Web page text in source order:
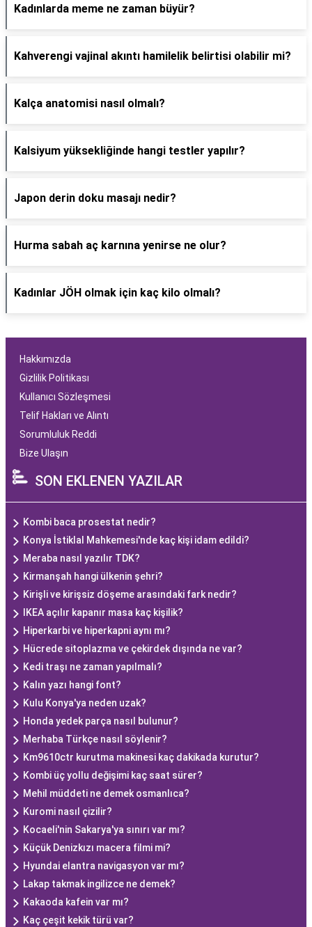
Kadınlarda meme ne zaman büyür?
Kahverengi vajinal akıntı hamilelik belirtisi olabilir mi?
Kalça anatomisi nasıl olmalı?
Kalsiyum yüksekliğinde hangi testler yapılır?
Japon derin doku masajı nedir?
Hurma sabah aç karnına yenirse ne olur?
Kadınlar JÖH olmak için kaç kilo olmalı?
Hakkımızda
Gizlilik Politikası
Kullanıcı Sözleşmesi
Telif Hakları ve Alıntı
Sorumluluk Reddi
Bize Ulaşın
SON EKLENEN YAZILAR
Kombi baca prosestat nedir?
Konya İstiklal Mahkemesi'nde kaç kişi idam edildi?
Meraba nasıl yazılır TDK?
Kirmanşah hangi ülkenin şehri?
Kirişli ve kirişsiz döşeme arasındaki fark nedir?
IKEA açılır kapanır masa kaç kişilik?
Hiperkarbi ve hiperkapni aynı mı?
Hücrede sitoplazma ve çekirdek dışında ne var?
Kedi traşı ne zaman yapılmalı?
Kalın yazı hangi font?
Kulu Konya'ya neden uzak?
Honda yedek parça nasıl bulunur?
Merhaba Türkçe nasıl söylenir?
Km9610ctr kurutma makinesi kaç dakikada kurutur?
Kombi üç yollu değişimi kaç saat sürer?
Mehil müddeti ne demek osmanlıca?
Kuromi nasıl çizilir?
Kocaeli'nin Sakarya'ya sınırı var mı?
Küçük Denizkızı macera filmi mi?
Hyundai elantra navigasyon var mı?
Lakap takmak ingilizce ne demek?
Kakaoda kafein var mı?
Kaç çeşit kekik türü var?